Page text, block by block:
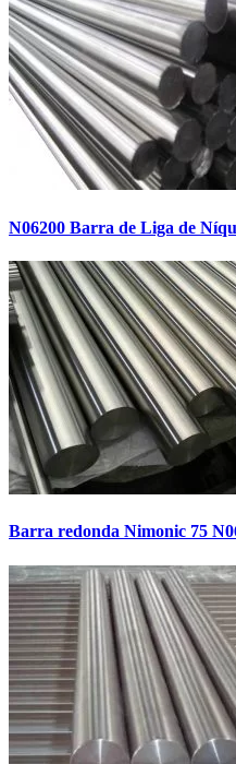
N06200 Barra de Liga de
Barra redonda Nimonic 75